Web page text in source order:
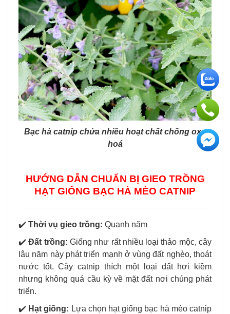
Bạc hà catnip chứa nhiều hoạt chất chống oxy
hoá
HƯỚNG DẪN CHUẨN BỊ GIEO TRỒNG
HẠT GIỐNG BẠC HÀ MÈO CATNIP
✔️ Thời vụ gieo trồng: Quanh năm
✔️Đất trồng: Giống như rất nhiều loại thảo mộc, cây
lâu năm này phát triển mạnh ở vùng đất nghèo, thoát
nước tốt. Cây catnip thích một loại đất hơi kiềm
nhưng không quá cầu kỳ về mặt đất nơi chúng phát
triển.
✔️ Hạt giống: Lựa chọn hạt giống bạc hà mèo catnip